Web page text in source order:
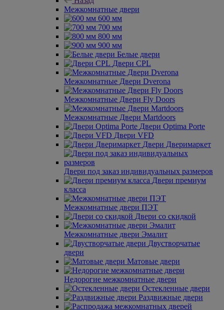
Межкомнатные двери
600 мм
700 мм
800 мм
900 мм
Белые двери
Двери CPL
Межкомнатные Двери Dverona
Межкомнатные Двери Fly Doors
Межкомнатные Двери Martdoors
Двери Optima Porte
Двери VFD
Двери Дверимаркет
Двери под заказ индивидуальных размеров
Двери премиум
класса
Межкомнатные двери ПЭТ
Двери со скидкой
Межкомнатные двери Эмалит
Двустворчатые
двери
Матовые двери
Недорогие межкомнатные двери
Остекленные двери
Раздвижные двери